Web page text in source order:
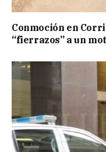
Conmoción en
“fierrazos” a un